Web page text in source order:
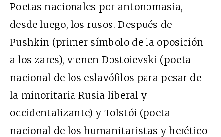
Poetas nacionales por antonomasia,
desde luego, los rusos. Después de
Pushkin (primer símbolo de la oposición
a los zares), vienen Dostoievski (poeta
nacional de los eslavófilos para pesar de
la minoritaria Rusia liberal y
occidentalizante) y Tolstói (poeta
nacional de los humanitaristas y herético